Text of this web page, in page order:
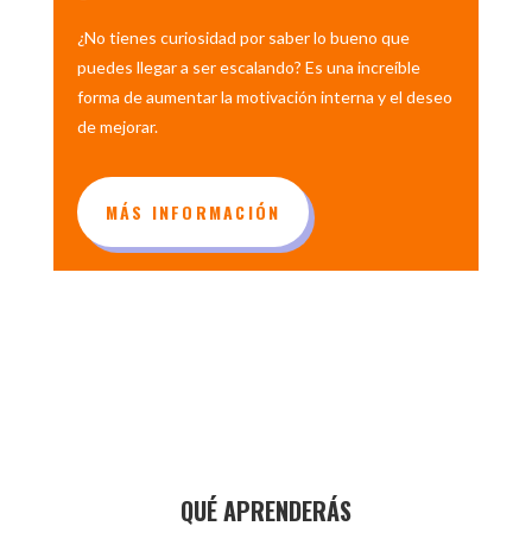
¿No tienes curiosidad por saber lo bueno que
puedes llegar a ser escalando? Es una increíble
forma de aumentar la motivación interna y el deseo
de mejorar.
MÁS INFORMACIÓN
QUÉ APRENDERÁS